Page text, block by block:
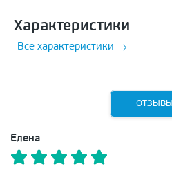
Характеристики
Все характеристики
ОТЗЫВЫ
Елена